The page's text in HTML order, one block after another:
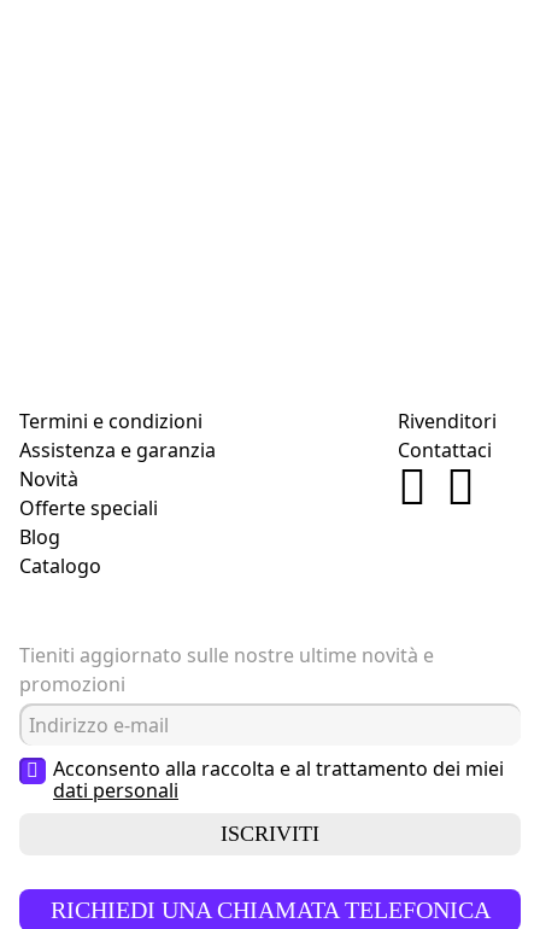
Termini e condizioni
Assistenza e garanzia
Novità
Offerte speciali
Blog
Catalogo
Rivenditori
Contattaci
Tieniti aggiornato sulle nostre ultime novità e
promozioni
Acconsento alla raccolta e al trattamento dei miei
dati personali
ISCRIVITI
RICHIEDI UNA CHIAMATA TELEFONICA